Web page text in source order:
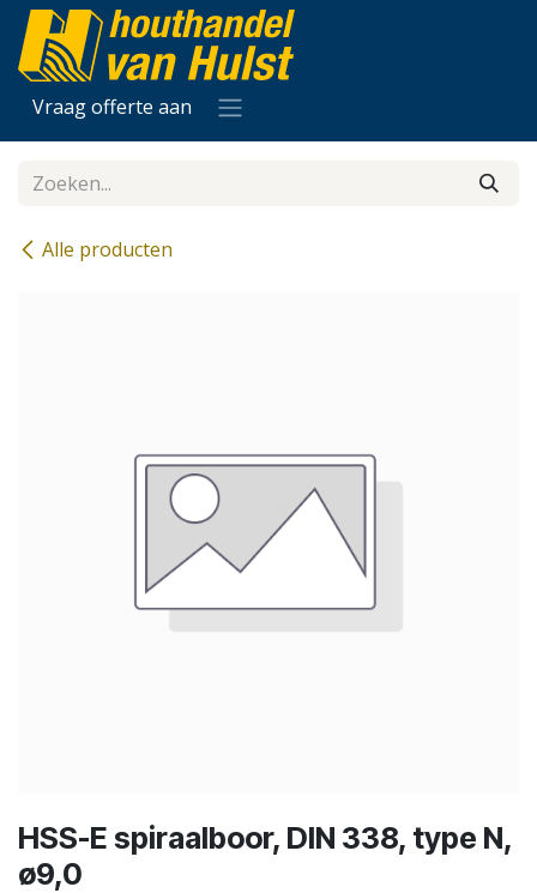
Overslaan naar inhoud
Vraag offerte aan
Alle producten
HSS-E spiraalboor, DIN 338, type N,
ø9,0